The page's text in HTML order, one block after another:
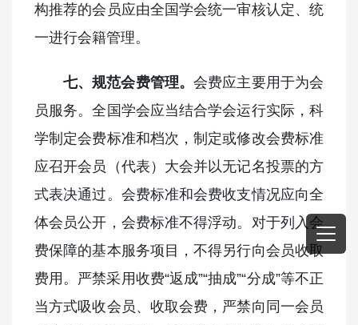
构推荐的会员应由全国学会统一审核认定、统
一进行会籍管理。
七、规范会费管理。会费应主要用于为会
员服务。全国学会应当结合学会运行实际，科
学制定会费标准和档次，制定或修改会费标准
应召开会员（代表）大会并以无记名投票的方
式表决通过。会费标准和会费收支情况应向全
体会员公开，会费标准不得浮动。对于列入会
费保障的基本服务项目，不得另行向会员收取
费用。严禁采用收费“返成”“抽成”“分成”等不正
当方式吸收会员、收取会费，严禁向同一会员